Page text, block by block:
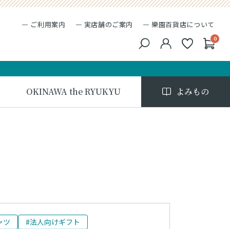
ご利用案内 実店舗のご案内 樂園百貨店について
0
OKINAWA the RYUKYU よみもの
ツ #法人向けギフト